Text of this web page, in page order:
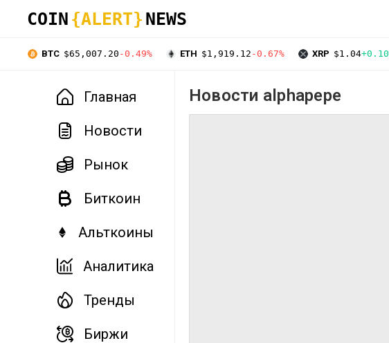
COIN {ALERT} NEWS
BTC $65,007.20 -0.49% ETH $1,919.12 -0.67% XRP $1.04
Главная
Новости
Рынок
Биткоин
Альткоины
Аналитика
Тренды
Биржи
Новости alphapepe